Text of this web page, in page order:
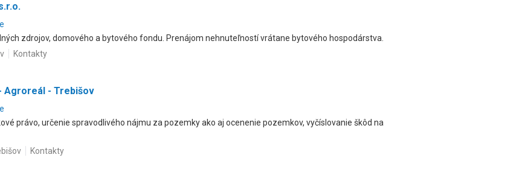
zdrojov, domového a bytového fondu. Prenájom nehnuteľností vrátane bytového hospodárstva.
Kontakty
Agroreál - Trebišov
právo, určenie spravodlivého nájmu za pozemky ako aj ocenenie pozemkov, vyčíslovanie škôd na
Kontakty